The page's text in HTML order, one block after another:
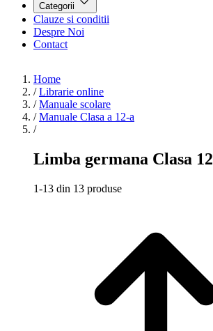
Categorii
Clauze si conditii
Despre Noi
Contact
Home
/ Librarie online
/ Manuale scolare
/ Manuale Clasa a 12-a
/
Limba germana Clasa 12
1-13 din 13 produse